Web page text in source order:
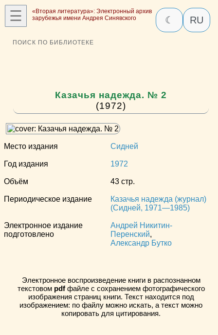
☰
«Вторая литература»: Электронный архив
зарубежья имени Андрея Синявского
☾ RU
ПОИСК ПО БИБЛИОТЕКЕ
Казачья надежда. № 2
(1972)
Место издания Сидней
Год издания 1972
Объём 43 стр.
Периодическое издание
Казачья надежда (журнал)
(Сидней, 1971—1985)
Электронное издание
подготовлено
Андрей Никитин-
Перенский,
Александр Бутко
Электронное воспроизведение книги в распознанном
текстовом pdfфайле с сохранением фотографического
изображения страниц книги. Текст находится под
изображением: по файлу можно искать, а текст можно
копировать для цитирования.